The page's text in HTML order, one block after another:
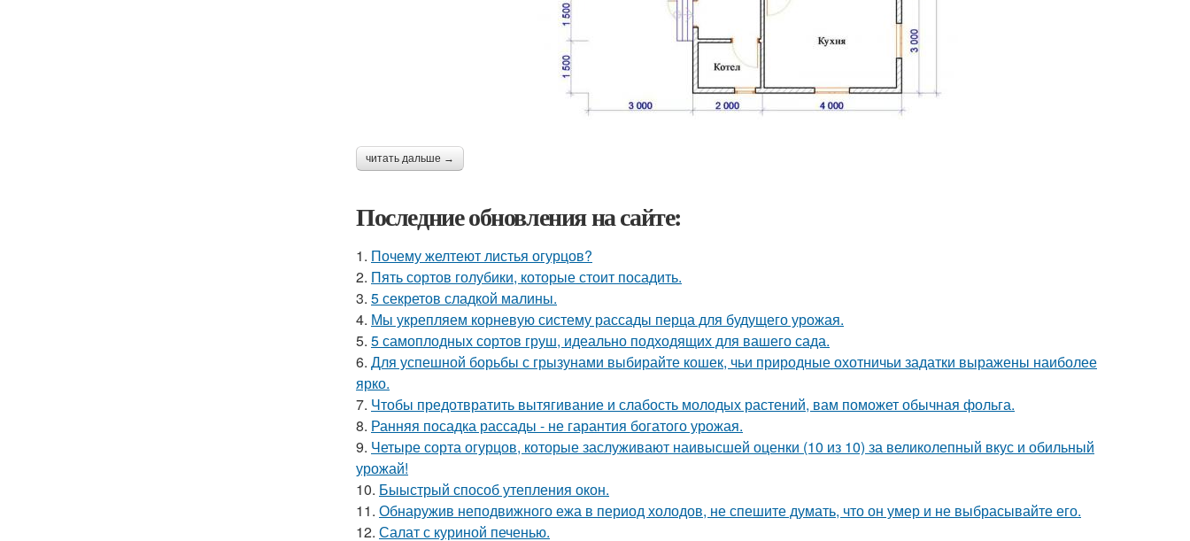
читать дальше →
Последние обновления на сайте:
1. Почему желтеют листья огурцов?
2. Пять сортов голубики, которые стоит посадить.
3. 5 секретов сладкой малины.
4. Мы укрепляем корневую систему рассады перца для будущего урожая.
5. 5 самоплодных сортов груш, идеально подходящих для вашего сада.
6. Для успешной борьбы с грызунами выбирайте кошек, чьи природные охотничьи задатки выражены наиболее
ярко.
7. Чтобы предотвратить вытягивание и слабость молодых растений, вам поможет обычная фольга.
8. Ранняя посадка рассады - не гарантия богатого урожая.
9. Четыре сорта огурцов, которые заслуживают наивысшей оценки (10 из 10) за великолепный вкус и обильный
урожай!
10. Быыстрый способ утепления окон.
11. Обнаружив неподвижного ежа в период холодов, не спешите думать, что он умер и не выбрасывайте его.
12. Салат с куриной печенью.